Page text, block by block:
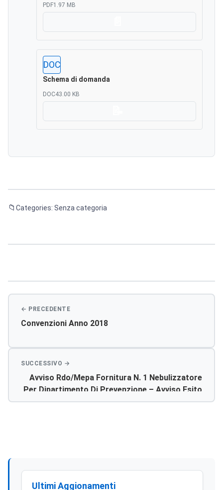
PDF1.97 MB
DOC
Schema di domanda
DOC43.00 KB
Categories: Senza categoria
Convenzioni Anno 2018
Avviso Rdo/mepa Fornitura N. 1 Nebulizzatore
Per Dipartimento Di Prevenzione – Avviso Esito
Ultimi Aggionamenti